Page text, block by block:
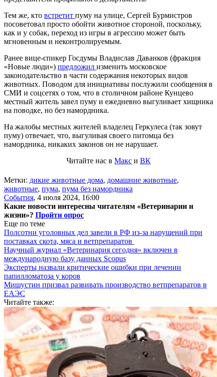
Тем же, кто встретит пуму на улице, Сергей Бурмистров
посоветовал просто обойти животное стороной, поскольку,
как и у собак, переход из игры в агрессию может быть
мгновенным и неконтролируемым.
Ранее вице-спикер Госдумы Владислав Даванков (фракция
«Новые люди») предложил изменить московское
законодательство в части содержания некоторых видов
животных. Поводом для инициативы послужили сообщения в
СМИ и соцсетях о том, что в столичном районе Кунцево
местный житель завел пуму и ежедневно выгуливает хищника
на поводке, но без намордника.
На жалобы местных жителей владелец Геркулеса (так зовут
пуму) отвечает, что, выгуливая своего питомца без
намордника, никаких законов он не нарушает.
Читайте нас в Макс и ВК
Метки: дикие животные дома, домашние животные,
животные, пума, пума без намордника
События, 4 июля 2024, 16:00
Какие новости интересны читателям «Ветеринарии и
жизни»? Пройти опрос
Еще по теме
Полсотни уголовных дел завели в РФ из-за нарушений при
поставках скота, мяса и ветпрепаратов
Научный журнал «Ветеринария сегодня» включен в
международную базу данных Scopus
Эксперты назвали критические ошибки при лечении
папилломатоза у коров
Мишустин призвал развивать производство ветпрепаратов в
ЕАЭС
Читайте также: